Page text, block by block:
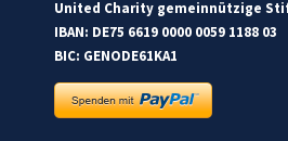
United Charity gemeinnützige
IBAN: DE75 6619 0000 0059 1188 03
BIC: GENODE61KA1